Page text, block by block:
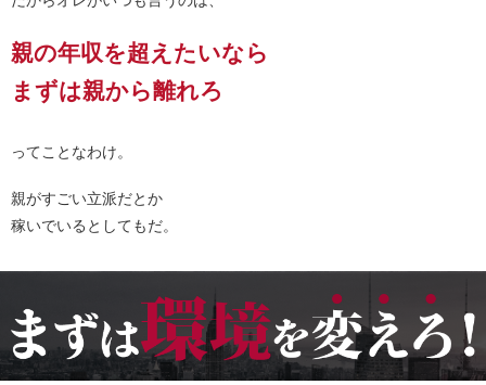
親の年収を超えたいなら
まずは親から離れろ
ってことなわけ。
親がすごい立派だとか
稼いでいるとしてもだ。